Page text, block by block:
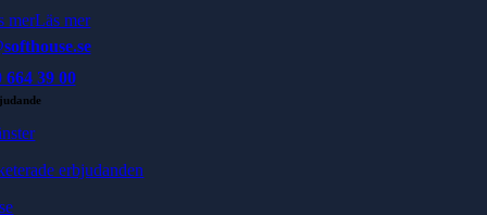
merLäs mer
664 39 00
erbjudanden